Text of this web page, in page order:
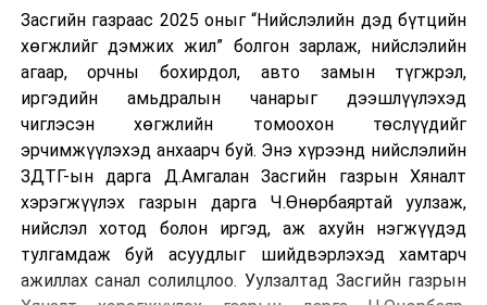
Засгийн газраас 2025 оныг “Нийслэлийн дэд бүтцийн
хөгжлийг дэмжих жил” болгон зарлаж, нийслэлийн
агаар, орчны бохирдол, авто замын түгжрэл,
иргэдийн амьдралын чанарыг дээшлүүлэхэд
чиглэсэн хөгжлийн томоохон төслүүдийг
эрчимжүүлэхэд анхаарч буй. Энэ хүрээнд нийслэлийн
ЗДТГ-ын дарга Д.Амгалан Засгийн газрын Хяналт
хэрэгжүүлэх газрын дарга Ч.Өнөрбаяртай уулзаж,
нийслэл хотод болон иргэд, аж ахуйн нэгжүүдэд
тулгамдаж буй асуудлыг шийдвэрлэхэд хамтарч
ажиллах санал солилцлоо. Уулзалтад Засгийн газрын